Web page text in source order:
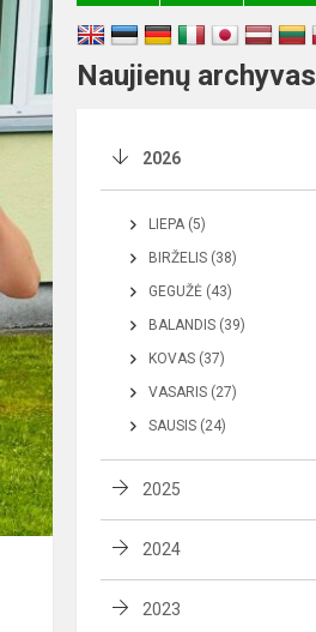
Naujienų archyvas
2026
LIEPA (5)
BIRŽELIS (38)
GEGUŽĖ (43)
BALANDIS (39)
KOVAS (37)
VASARIS (27)
SAUSIS (24)
2025
2024
2023